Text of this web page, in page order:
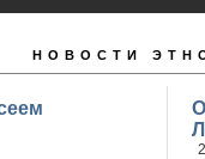
НОВОСТИ